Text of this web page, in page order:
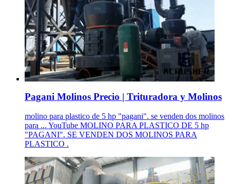
Pagani Molinos Precio | Trituradora y Molinos
molino para plastico de 5 hp "pagani". se venden dos molinos
para ... YouTube MOLINO PARA PLASTICO DE 5 hp
"PAGANI". SE VENDEN DOS MOLINOS PARA
PLASTICO .